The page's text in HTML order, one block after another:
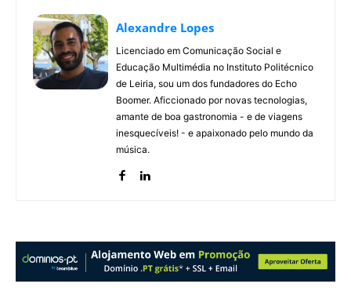
Alexandre Lopes
Licenciado em Comunicação Social e
Educação Multimédia no Instituto Politécnico
de Leiria, sou um dos fundadores do Echo
Boomer. Aficcionado por novas tecnologias,
amante de boa gastronomia - e de viagens
inesquecíveis! - e apaixonado pelo mundo da
música.